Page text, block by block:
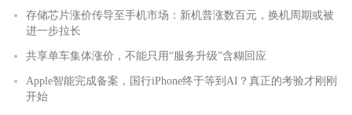
存储芯片涨价传导至手机市场：新机普涨数百元，换机周期或被
进一步拉长
共享单车集体涨价，不能只用“服务升级”含糊回应
Apple智能完成备案，国行iPhone终于等到AI？真正的考验才刚刚
开始